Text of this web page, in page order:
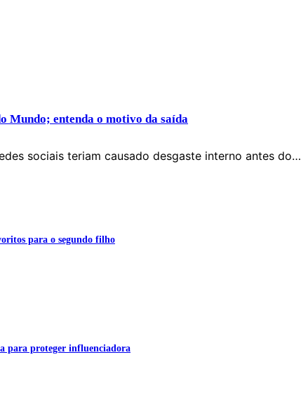
Mundo; entenda o motivo da saída
sociais teriam causado desgaste interno antes do…
para o segundo filho
para proteger influenciadora